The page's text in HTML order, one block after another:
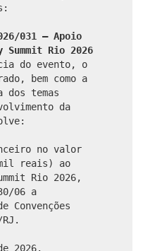
031 – Apoio
Summit Rio 2026
do evento, o
bem como a
temas
da
no valor
mil reais) ao
Rio 2026,
06 a
Convenções
2026.